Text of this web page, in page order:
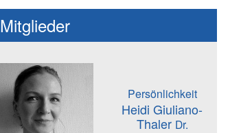
Mitglieder
Persönlichkeit
Heidi Giuliano-
Thaler Dr.